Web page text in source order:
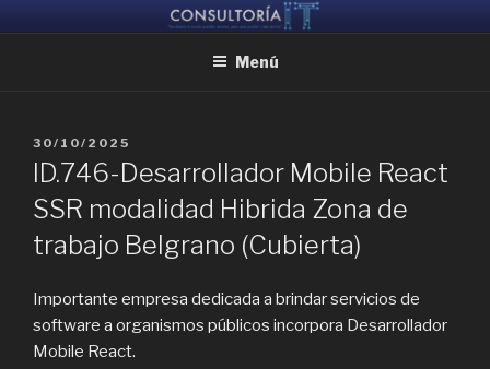
al
CONSULTORIA IT
Ayudamos a reunir grandes mentes, para que puedan crear juntas
Menú
PUBLICADO
EL
30/10/2025
ID.746-Desarrollador Mobile React
SSR modalidad Hibrida Zona de
trabajo Belgrano (Cubierta)
Importante empresa dedicada a brindar servicios de
software a organismos públicos incorpora Desarrollador
Mobile React.